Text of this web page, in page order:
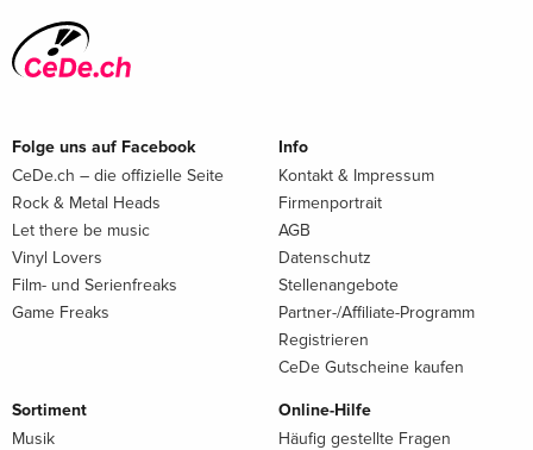
Folge uns auf Facebook
CeDe.ch – die offizielle Seite
Rock & Metal Heads
Let there be music
Vinyl Lovers
Film- und Serienfreaks
Game Freaks
Info
Kontakt & Impressum
Firmenportrait
AGB
Datenschutz
Stellenangebote
Partner-/Affiliate-Programm
Registrieren
CeDe Gutscheine kaufen
Sortiment
Musik
Online-Hilfe
Häufig gestellte Fragen